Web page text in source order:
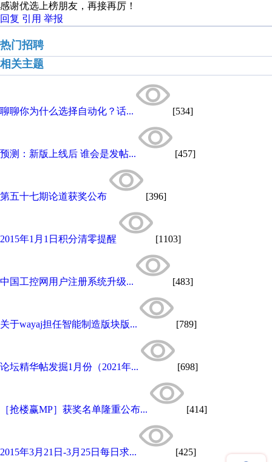
感谢优选上榜朋友，再接再厉！
回复 引用 举报
热门招聘
相关主题
聊聊你为什么选择自动化？话... [534]
预测：新版上线后 谁会是发帖... [457]
第五十七期论道获奖公布 [396]
2015年1月1日积分清零提醒 [1103]
中国工控网用户注册系统升级... [483]
关于wayaj担任智能制造版块版... [789]
论坛精华帖发掘1月份（2021年... [698]
［抢楼赢MP］获奖名单隆重公布... [414]
2015年3月21日-3月25日每日求... [425]